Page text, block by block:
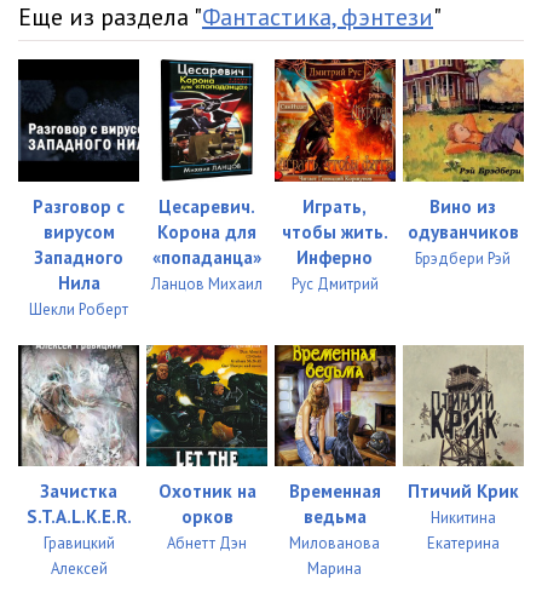
Еще из раздела "Фантастика, фэнтези"
Разговор с
вирусом
Западного
Нила
Шекли Роберт
Цесаревич.
Корона для
«попаданца»
Ланцов Михаил
Играть,
чтобы жить.
Инферно
Рус Дмитрий
Вино из
одуванчиков
Брэдбери Рэй
Зачистка
S.T.A.L.K.E.R.
Гравицкий
Алексей
Охотник на
орков
Абнетт Дэн
Временная
ведьма
Милованова
Марина
Птичий Крик
Никитина
Екатерина